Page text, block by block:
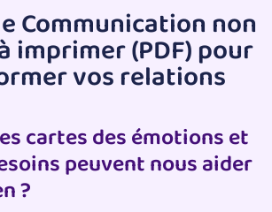
Communication non
imprimer (PDF) pour
vos relations
cartes des émotions et
peuvent nous aider
?